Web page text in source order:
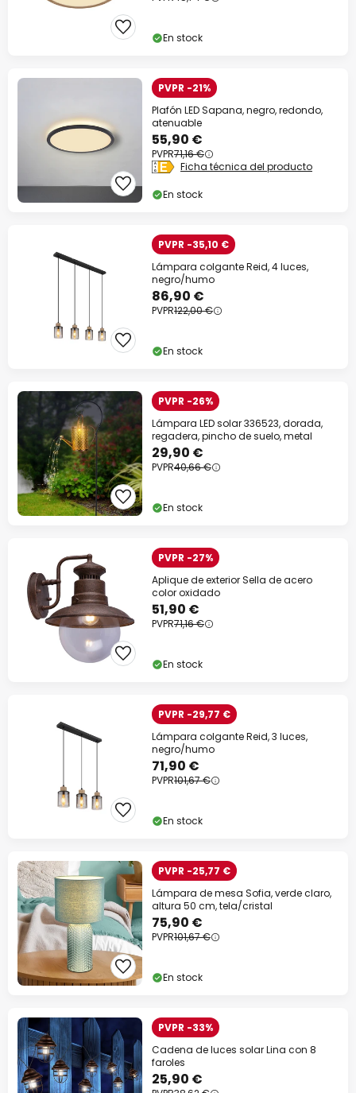
En stock
PVPR -21%
Plafón LED Sapana, negro, redondo,
atenuable
55,90 €
PVPR71,16 €
Ficha técnica del producto
En stock
PVPR -35,10 €
Lámpara colgante Reid, 4 luces,
negro/humo
86,90 €
PVPR122,00 €
En stock
PVPR -26%
Lámpara LED solar 336523, dorada,
regadera, pincho de suelo, metal
29,90 €
PVPR40,66 €
En stock
PVPR -27%
Aplique de exterior Sella de acero
color oxidado
51,90 €
PVPR71,16 €
En stock
PVPR -29,77 €
Lámpara colgante Reid, 3 luces,
negro/humo
71,90 €
PVPR101,67 €
En stock
PVPR -25,77 €
Lámpara de mesa Sofia, verde claro,
altura 50 cm, tela/cristal
75,90 €
PVPR101,67 €
En stock
PVPR -33%
Cadena de luces solar Lina con 8
faroles
25,90 €